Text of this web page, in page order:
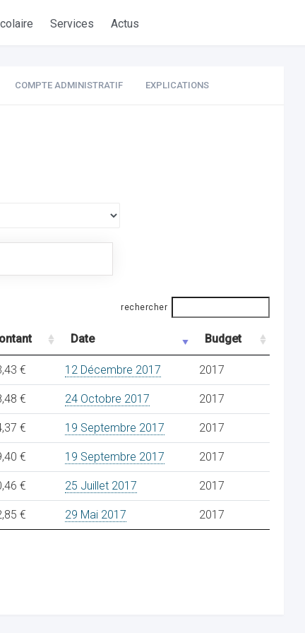
Services Actus
COMPTE ADMINISTRATIF EXPLICATIONS
rechercher
Date Budget
€ 12 Décembre 2017 2017
€ 24 Octobre 2017 2017
€ 19 Septembre 2017 2017
€ 19 Septembre 2017 2017
€ 25 Juillet 2017 2017
€ 29 Mai 2017 2017